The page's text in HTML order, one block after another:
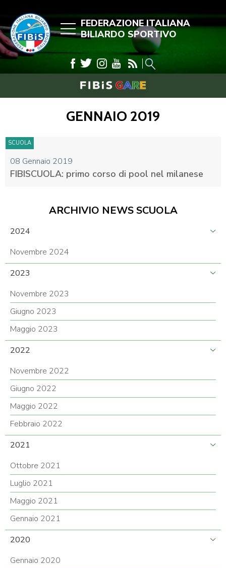
FEDERAZIONE ITALIANA
BILIARDO SPORTIVO
GENNAIO 2019
08 Gennaio 2019
SCUOLA
FIBISCUOLA: primo corso di pool nel milanese
ARCHIVIO NEWS SCUOLA
2024
Novembre 2024
2023
Novembre 2023
Giugno 2023
Maggio 2023
2022
Novembre 2022
Giugno 2022
Maggio 2022
Febbraio 2022
2021
Ottobre 2021
Luglio 2021
Maggio 2021
Gennaio 2021
2020
Gennaio 2020